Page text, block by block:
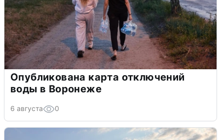
Опубликована карта отключений
воды в Воронеже
6 августа 0